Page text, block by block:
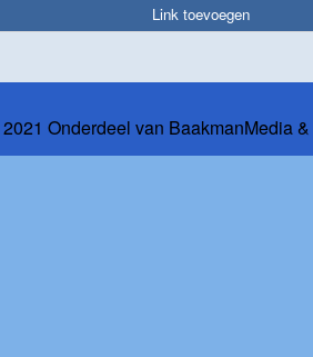
Link toevoegen
Onderdeel van BaakmanMedia&